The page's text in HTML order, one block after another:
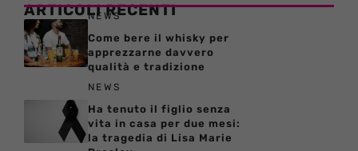
ARTICOLI RECENTI
NEWS
Come bere il whisky per
apprezzarne davvero
qualità e tradizione
NEWS
Ha tenuto il figlio senza
vita in casa per due mesi:
la tragedia di Lisa Marie